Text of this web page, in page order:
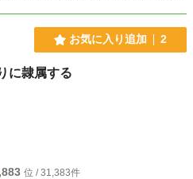
お気に入り追加 2
に隷属する
位 / 31,383件